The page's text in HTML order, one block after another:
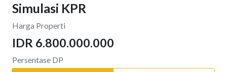
Simulasi KPR
Harga Properti
IDR 6.800.000.000
Persentase DP